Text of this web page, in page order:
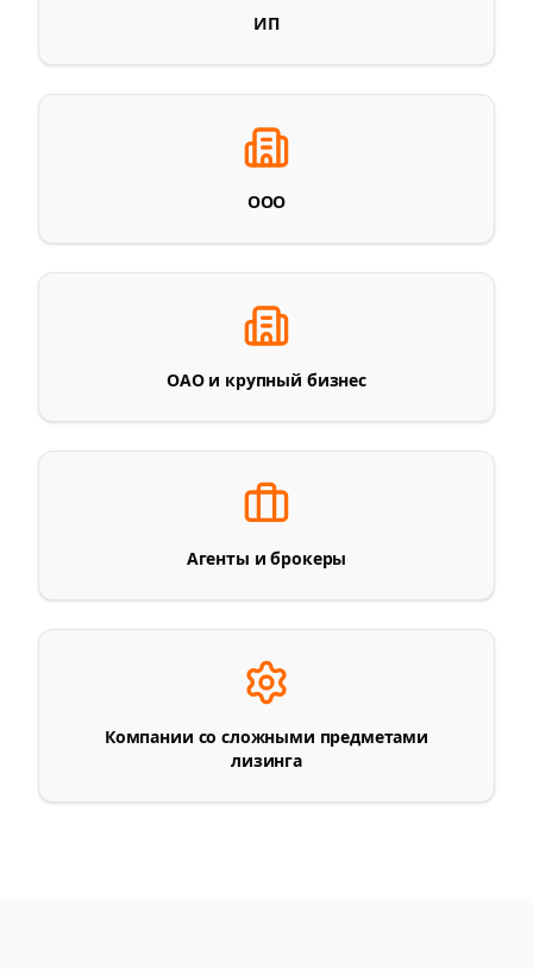
ИП
ООО
ОАО и крупный бизнес
Агенты и брокеры
Компании со сложными предметами
лизинга